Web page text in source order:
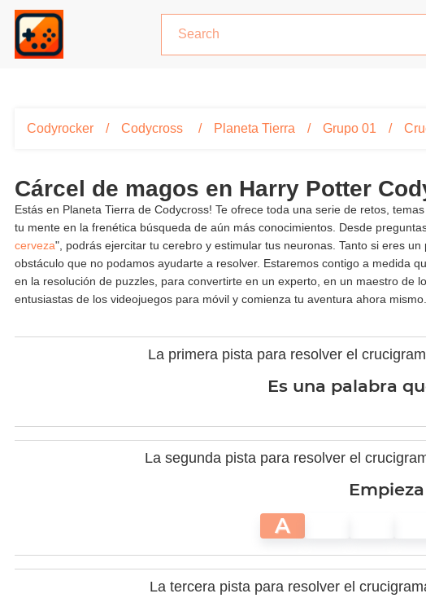
Codyrocker Codycross Planeta Tierra Grupo 01
Cárcel de magos en Harry Potter
Estás en Planeta Tierra de Codycross! Te ofrece toda una serie de retos,
tu mente en la frenética búsqueda de aún más conocimientos. Desde
cerveza", podrás ejercitar tu cerebro y estimular tus neuronas. Tanto si eres
obstáculo que no podamos ayudarte a resolver. Estaremos contigo a medida
en la resolución de puzzles, para convertirte en un experto, en un maestro de
entusiastas de los videojuegos para móvil y comienza tu aventura ahora
La primera pista para resolver el
Es una palabra
La segunda pista para resolver el
A
La tercera pista para resolver el